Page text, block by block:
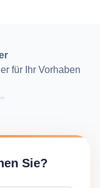
für Ihr Vorhaben
Sie?